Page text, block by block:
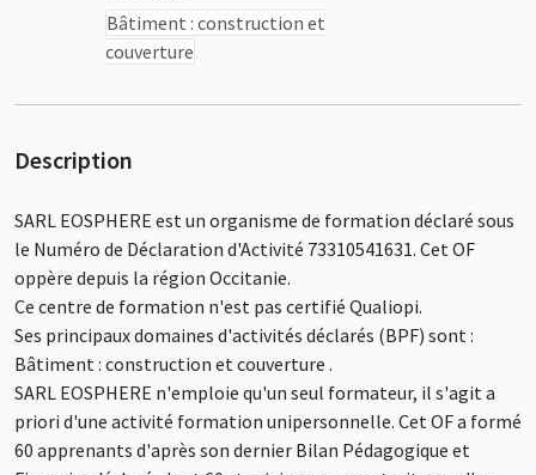
Bâtiment : construction et
couverture
Description
SARL EOSPHERE est un organisme de formation déclaré sous
le Numéro de Déclaration d'Activité 73310541631. Cet OF
oppère depuis la région Occitanie.
Ce centre de formation n'est pas certifié Qualiopi.
Ses principaux domaines d'activités déclarés (BPF) sont :
Bâtiment : construction et couverture .
SARL EOSPHERE n'emploie qu'un seul formateur, il s'agit a
priori d'une activité formation unipersonnelle. Cet OF a formé
60 apprenants d'après son dernier Bilan Pédagogique et